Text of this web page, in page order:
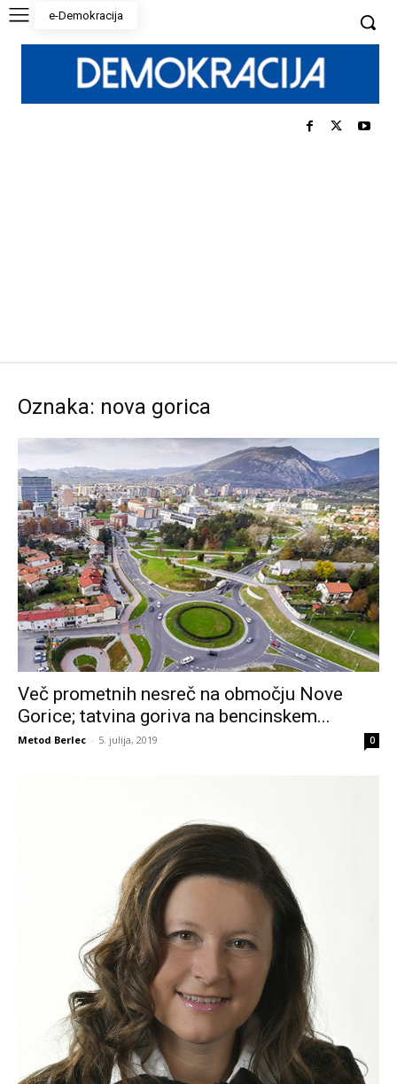
e-Demokracija
Oznaka: nova gorica
Več prometnih nesreč na območju Nove
Gorice; tatvina goriva na bencinskem...
Metod Berlec - 5. julija, 2019 0